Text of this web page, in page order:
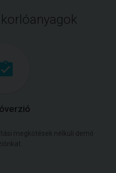
megkötések nélküli demó